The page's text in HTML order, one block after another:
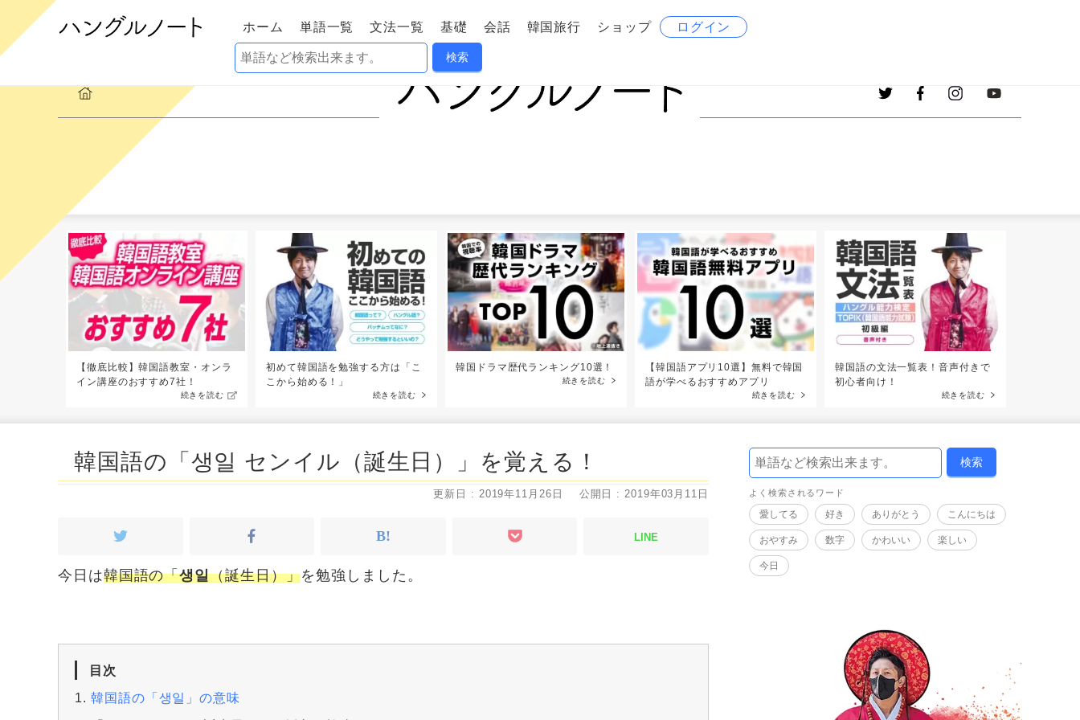
ホーム 単語一覧 文法一覧 基礎 会話 韓国旅行 ショップ ログイン
【徹底比較】韓国語教室・オンラ
イン講座のおすすめ7社！
続きを読む
初めて韓国語を勉強する方は「こ
こから始める！」
続きを読む
韓国ドラマ歴代ランキング10選！
続きを読む
【韓国語アプリ10選】無料で韓国
語が学べるおすすめアプリ
続きを読む
韓国語の文法一覧表！音声付きで
初心者向け！
続きを読む
韓国語の「생일 センイル（誕生日）」を覚える！
公開日 : 2019年03月11日
更新日 : 2019年11月26日
LINE
今日は韓国語の「생일（誕生日）」を勉強しました。
目次
韓国語の「생일」の意味
よく検索されるワード
愛してる 好き ありがとう こんにちは
おやすみ 数字 かわいい 楽しい
今日